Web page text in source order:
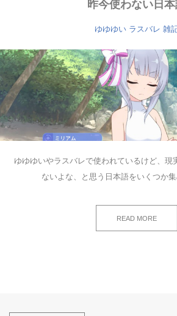
昨今使わない日
ゆゆゆい ラスバレ 雑
ゆゆゆいやラスバレで使われているけど、現
ないよな、と思う日本語をいくつか集
READ MORE